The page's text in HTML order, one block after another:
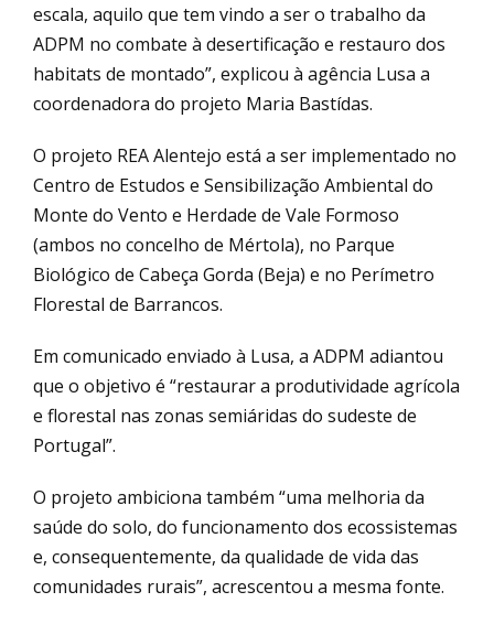
escala, aquilo que tem vindo a ser o trabalho da
ADPM no combate à desertificação e restauro dos
habitats de montado”, explicou à agência Lusa a
coordenadora do projeto Maria Bastídas.
O projeto REA Alentejo está a ser implementado no
Centro de Estudos e Sensibilização Ambiental do
Monte do Vento e Herdade de Vale Formoso
(ambos no concelho de Mértola), no Parque
Biológico de Cabeça Gorda (Beja) e no Perímetro
Florestal de Barrancos.
Em comunicado enviado à Lusa, a ADPM adiantou
que o objetivo é “restaurar a produtividade agrícola
e florestal nas zonas semiáridas do sudeste de
Portugal”.
O projeto ambiciona também “uma melhoria da
saúde do solo, do funcionamento dos ecossistemas
e, consequentemente, da qualidade de vida das
comunidades rurais”, acrescentou a mesma fonte.